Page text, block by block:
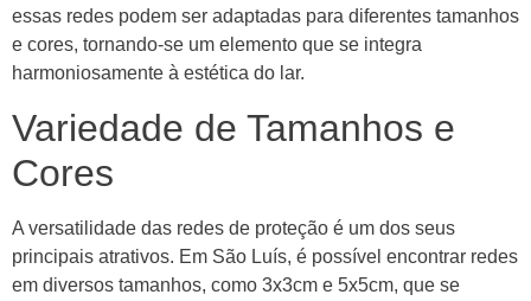
essas redes podem ser adaptadas para diferentes tamanhos
e cores, tornando-se um elemento que se integra
harmoniosamente à estética do lar.
Variedade de Tamanhos e
Cores
A versatilidade das redes de proteção é um dos seus
principais atrativos. Em São Luís, é possível encontrar redes
em diversos tamanhos, como 3x3cm e 5x5cm, que se